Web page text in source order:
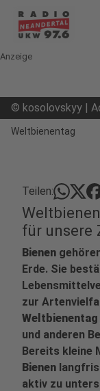
Anzeige
© kosolovskyy |
Weltbienentag
Teilen:
für unsere
Bienen
Erde. Sie
zur
Weltbienentag
und anderen
Bereits kleine
Bienen
aktiv zu